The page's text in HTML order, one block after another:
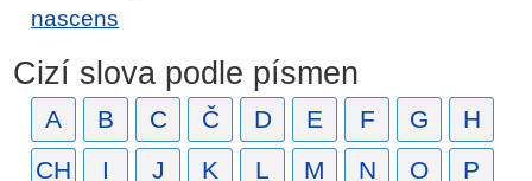
nascens
Cizí slova podle písmen
A B C Č D E F G
H
CH
I J K L M N O P